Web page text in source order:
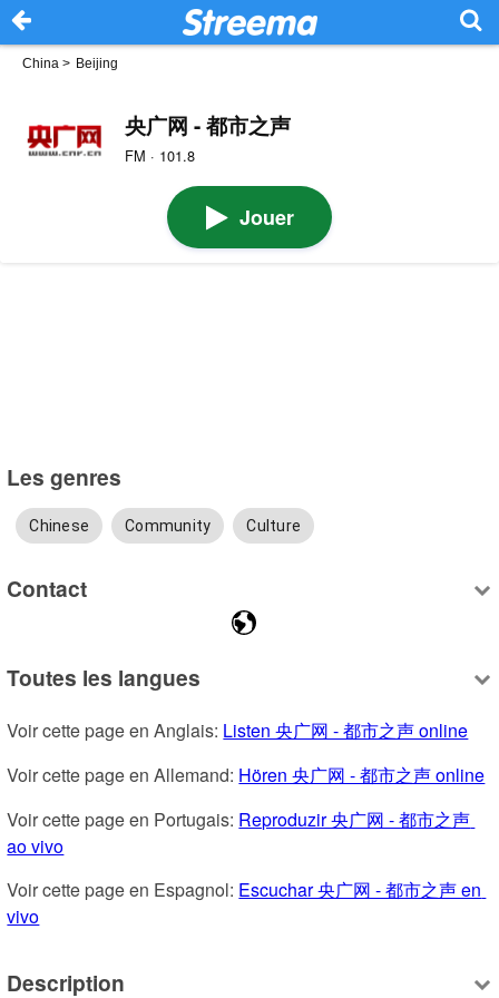
China > Beijing
央广网 - 都市之声
FM · 101.8
Jouer
Les genres
Chinese Community Culture
Contact
Toutes les langues
Voir cette page en Anglais: Listen 央广网 - 都市之声 online
Voir cette page en Allemand: Hören 央广网 - 都市之声 online
Voir cette page en Portugais: Reproduzir 央广网 - 都市之声
ao vivo
Voir cette page en Espagnol: Escuchar 央广网 - 都市之声 en
vivo
Description